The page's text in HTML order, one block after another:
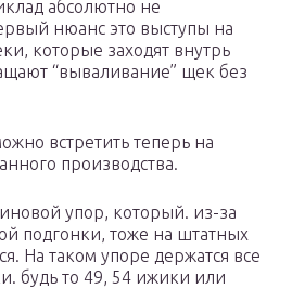
абсолютно не
нюанс это выступы на
которые заходят внутрь
“вываливание” щек без
встретить теперь на
производства.
упор, который. из-за
подгонки, тоже на штатных
На таком упоре держатся все
будь то 49, 54 ижики или